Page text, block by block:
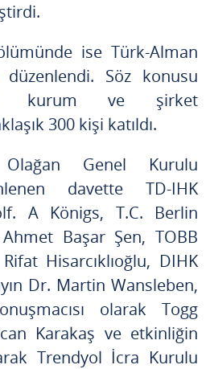
ise Türk-Alman
Söz konusu
kurum ve şirket
300 kişi katıldı.
Olağan Genel Kurulu
davette TD-IHK
A Königs, T.C. Berlin
Başar Şen, TOBB
Hisarcıklıoğlu, DIHK
Dr. Martin Wansleben,
olarak Togg
Karakaş ve etkinliğin
Trendyol İcra Kurulu